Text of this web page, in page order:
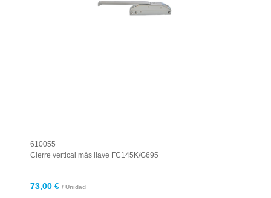
610055
Cierre vertical más llave FC145K/G695
73,00 € / Unidad